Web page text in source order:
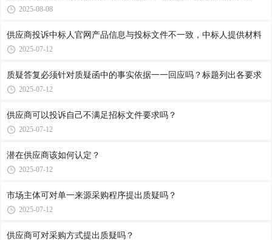
2025-08-08
供应商投诉中标人官网产品信息与投标文件不一致，中标人提供材料
2025-07-12
质疑答复必须针对质疑函中的事实依据一一回应吗？标题列出各要求
2025-07-12
供应商可以投诉自己不满足招标文件要求吗？
2025-07-12
潜在供应商该如何认定？
2025-07-12
市场主体可对单一来源采购程序提出质疑吗？
2025-07-12
供应商可对采购方式提出质疑吗？